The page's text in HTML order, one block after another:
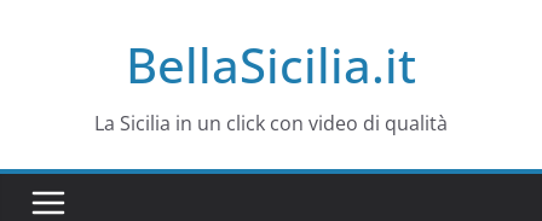
BellaSicilia.it
La Sicilia in un click con video di qualità